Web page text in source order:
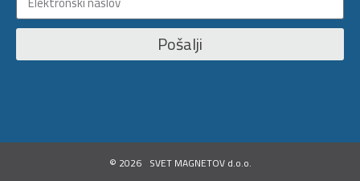
Pošalji
© 2026 SVET MAGNETOV d.o.o.